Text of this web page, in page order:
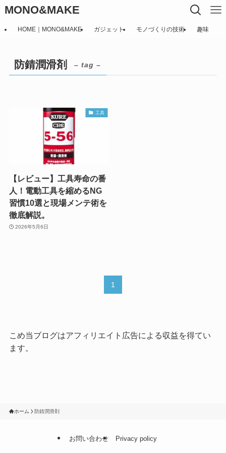
MONO&MAKE
HOME｜MONO&MAKE ガジェット モノづくりの技術 趣味
防錆潤滑剤 – tag –
工具
【レビュー】工具寿命の番
人！電動工具を縮めるNG
習慣10選と現場メンテ術を
徹底解説。
2026年5月6日
1
こめ当ブログはアフィリエイト広告による収益を得てい
ます。
ホーム 防錆潤滑剤
お問い合わせ Privacy policy